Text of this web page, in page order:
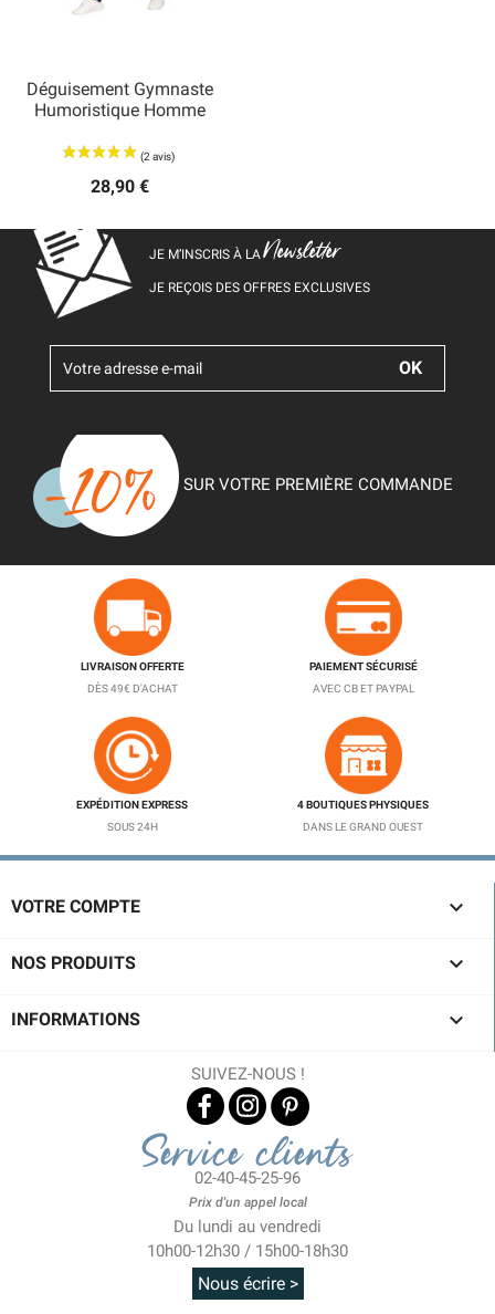
Déguisement Gymnaste
Humoristique Homme
28,90 €
JE M’INSCRIS À LANewsletter
JE REÇOIS DES OFFRES EXCLUSIVES
SUR VOTRE PREMIÈRE COMMANDE
LIVRAISON OFFERTE
DÈS 49€ D'ACHAT
PAIEMENT SÉCURISÉ
AVEC CB ET PAYPAL
EXPÉDITION EXPRESS
SOUS 24H
4 BOUTIQUES PHYSIQUES
DANS LE GRAND OUEST
VOTRE COMPTE 
NOS PRODUITS 
INFORMATIONS 
SUIVEZ-NOUS !
Service clients
02-40-45-25-96
Prix d'un appel local
Du lundi au vendredi
10h00-12h30 / 15h00-18h30
Nous écrire >